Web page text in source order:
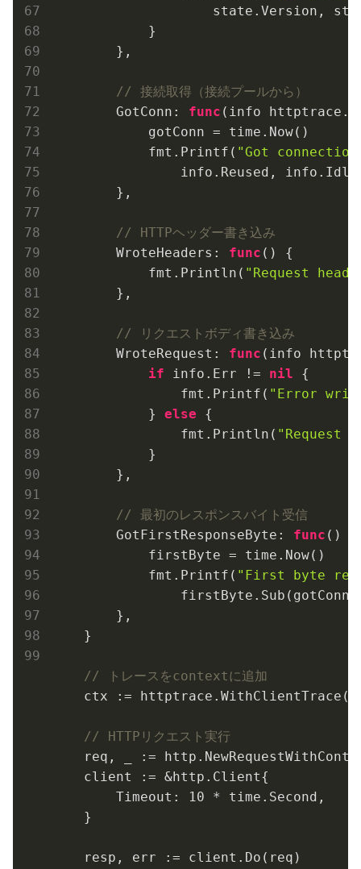
state.Version,
            }
        },
// 接続取得（接続プールから）
        GotConn:
func (info
            gotConn = time.Now()
            fmt.Printf(
"Got
info.Reused,
        },
// HTTPヘッダー書き込み
        WroteHeaders:
func ()
{
            fmt.Println(
"Request
        },
// リクエストボディ書き込み
        WroteRequest:
func (info
if info.Err != nil {
                fmt.Printf(
"Error
            }
else {
                fmt.Println(
"Request
            }
        },
// 最初のレスポンスバイト受信
        GotFirstResponseByte:
func ()
            firstByte = time.Now()
            fmt.Printf(
"First byte
        },
    }
// トレースをcontextに追加
ctx :=
// HTTPリクエスト実行
req, _ :=
    client := &http.Client{
        Timeout:
10 * time.Second,
    }
    resp, err := client.Do(req)